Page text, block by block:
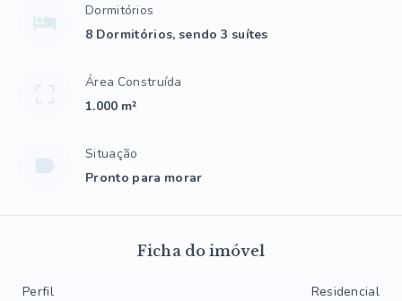
Dormitórios
8 Dormitórios, sendo 3 suítes
Área Construída
1.000 m²
Situação
Pronto para morar
Ficha do imóvel
Perfil
Residencial